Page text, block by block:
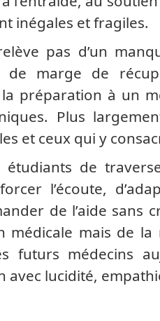
inégales et fragiles.
pas d’un
marge de
préparation à un
Plus
et ceux qui y
étudiants de
l’écoute,
de l’aide
médicale mais de
futurs médecins
avec lucidité,